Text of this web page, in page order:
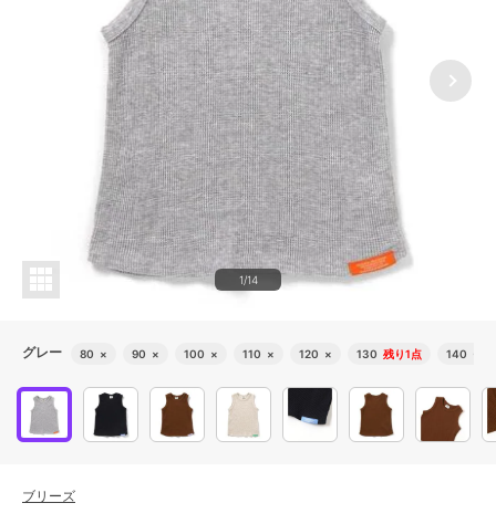
1/14
グレー 80 × 90 × 100 × 110 × 120 × 130 残り1点 140
ブリーズ